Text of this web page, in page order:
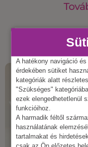
A hatékony navigáció
érdekében sütiket
kategóriák alatt
"Szükséges"
ezek elengedhetetlenül
funkcióihoz.
A harmadik féltől
használatának
tartalmakat és
csak az Ön előzetes